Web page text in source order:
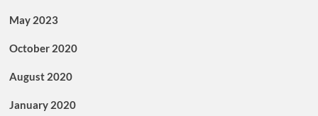
May 2023
October 2020
August 2020
January 2020